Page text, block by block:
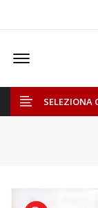
Offcanvas
SELEZIONA